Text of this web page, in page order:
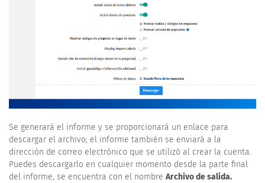
Se generará el informe y se proporcionará un enlace para
descargar el archivo; el informe también se enviará a la
dirección de correo electrónico que se utilizó al crear la cuenta.
Puedes descargarlo en cualquier momento desde la parte final
del informe, se encuentra con el nombre Archivo de salida.